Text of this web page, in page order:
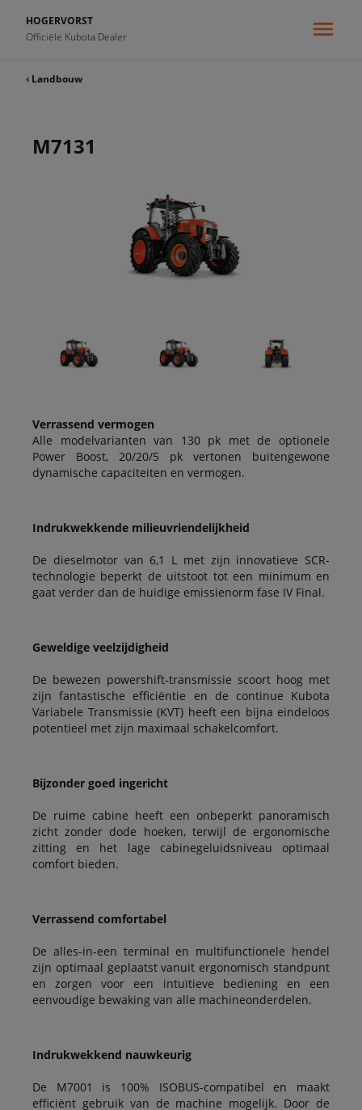
HOGERVORST
Officiële Kubota Dealer
‹ Landbouw
M7131
Verrassend vermogen
Alle modelvarianten van 130 pk met de optionele
Power Boost, 20/20/5 pk vertonen buitengewone
dynamische capaciteiten en vermogen.
Indrukwekkende milieuvriendelijkheid
De dieselmotor van 6,1 L met zijn innovatieve SCR-
technologie beperkt de uitstoot tot een minimum en
gaat verder dan de huidige emissienorm fase IV Final.
Geweldige veelzijdigheid
De bewezen powershift-transmissie scoort hoog met
zijn fantastische efficiëntie en de continue Kubota
Variabele Transmissie (KVT) heeft een bijna eindeloos
potentieel met zijn maximaal schakelcomfort.
Bijzonder goed ingericht
De ruime cabine heeft een onbeperkt panoramisch
zicht zonder dode hoeken, terwijl de ergonomische
zitting en het lage cabinegeluidsniveau optimaal
comfort bieden.
Verrassend comfortabel
De alles-in-een terminal en multifunctionele hendel
zijn optimaal geplaatst vanuit ergonomisch standpunt
en zorgen voor een intuïtieve bediening en een
eenvoudige bewaking van alle machineonderdelen.
Indrukwekkend nauwkeurig
De M7001 is 100% ISOBUS-compatibel en maakt
efficiënt gebruik van de machine mogelijk. Door de